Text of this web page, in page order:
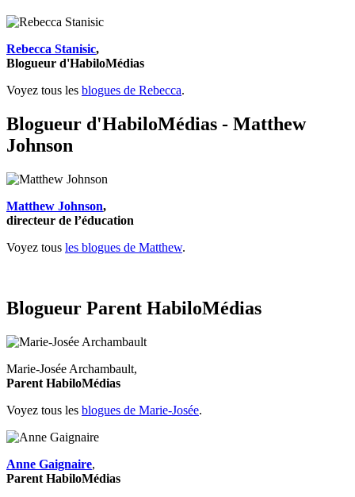
Rebecca Stanisic,
Blogueur d'HabiloMédias
Voyez tous les blogues de Rebecca.
Blogueur d'HabiloMédias - Matthew
Johnson
Matthew Johnson,
directeur de l’éducation
Voyez tous les blogues de Matthew.
Blogueur Parent HabiloMédias
Marie-Josée Archambault,
Parent HabiloMédias
Voyez tous les blogues de Marie-Josée.
Anne Gaignaire,
Parent HabiloMédias